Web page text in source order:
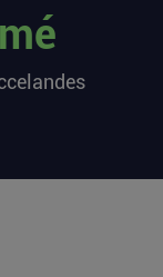
2,25
de dollars et
t-elle le